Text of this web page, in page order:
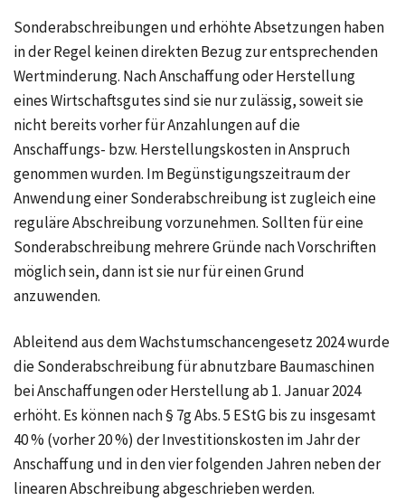
Sonderabschreibungen und erhöhte Absetzungen haben
in der Regel keinen direkten Bezug zur entsprechenden
Wertminderung. Nach Anschaffung oder Herstellung
eines Wirtschaftsgutes sind sie nur zulässig, soweit sie
nicht bereits vorher für Anzahlungen auf die
Anschaffungs- bzw. Herstellungskosten in Anspruch
genommen wurden. Im Begünstigungszeitraum der
Anwendung einer Sonderabschreibung ist zugleich eine
reguläre Abschreibung vorzunehmen. Sollten für eine
Sonderabschreibung mehrere Gründe nach Vorschriften
möglich sein, dann ist sie nur für einen Grund
anzuwenden.
Ableitend aus dem Wachstumschancengesetz 2024 wurde
die Sonderabschreibung für abnutzbare Baumaschinen
bei Anschaffungen oder Herstellung ab 1. Januar 2024
erhöht. Es können nach § 7g Abs. 5 EStG bis zu insgesamt
40 % (vorher 20 %) der Investitionskosten im Jahr der
Anschaffung und in den vier folgenden Jahren neben der
linearen Abschreibung abgeschrieben werden.